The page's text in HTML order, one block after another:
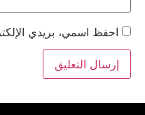
احفظ اسمي، بريدي